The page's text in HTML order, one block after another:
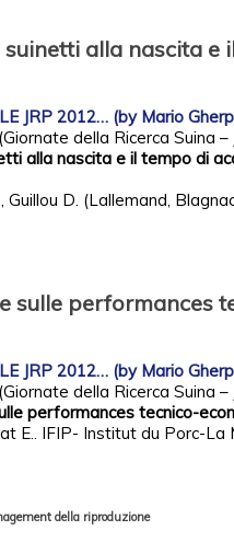
alla nascita e
JRP 2012… (by Mario
della Ricerca Suina –
alla nascita e il tempo di
Guillou D. (Lallemand,
sulle performances
JRP 2012… (by Mario
della Ricerca Suina
performances tecnico-
E.. IFIP- Institut du Porc-
della riproduzione